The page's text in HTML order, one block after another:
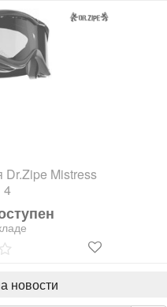
Mistress
4
новости